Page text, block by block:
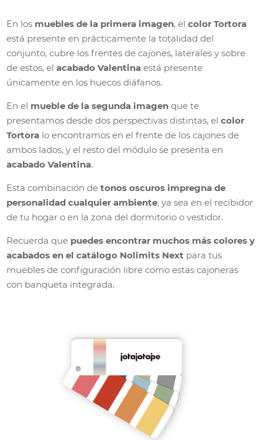
En los muebles de la primera imagen, elcolor Tortora
está presente en prácticamente la totalidad del
conjunto, cubre los frentes de cajones, laterales y sobre
de estos, elacabado Valentina está presente
únicamente en los huecos diáfanos.
En el mueble de la segunda imagen que te
presentamos desde dos perspectivas distintas, elcolor
Tortora lo encontramos en el frente de los cajones de
ambos lados, y el resto del módulo se presenta en
acabado Valentina.
Esta combinación detonos oscuros impregna de
personalidad cualquier ambiente, ya sea en el recibidor
de tu hogar o en la zona del dormitorio o vestidor.
Recuerda que puedes encontrar muchos más colores y
acabados en el catálogo Nolimits Next para tus
muebles de configuración libre como estas cajoneras
con banqueta integrada.